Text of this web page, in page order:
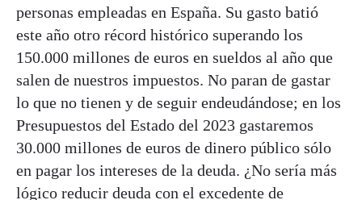
personas empleadas en España. Su gasto batió
este año otro récord histórico superando los
150.000 millones de euros en sueldos al año que
salen de nuestros impuestos. No paran de gastar
lo que no tienen y de seguir endeudándose; en los
Presupuestos del Estado del 2023 gastaremos
30.000 millones de euros de dinero público sólo
en pagar los intereses de la deuda. ¿No sería más
lógico reducir deuda con el excedente de